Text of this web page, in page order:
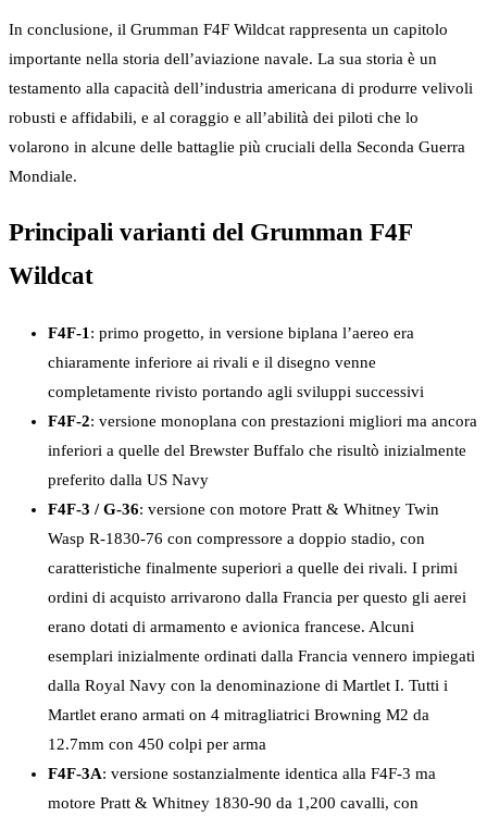
In conclusione, il Grumman F4F Wildcat rappresenta un capitolo
importante nella storia dell’aviazione navale. La sua storia è un
testamento alla capacità dell’industria americana di produrre velivoli
robusti e affidabili, e al coraggio e all’abilità dei piloti che lo
volarono in alcune delle battaglie più cruciali della Seconda Guerra
Mondiale.
Principali varianti del Grumman F4F
Wildcat
F4F-1 : primo progetto, in versione biplana l’aereo era
chiaramente inferiore ai rivali e il disegno venne
completamente rivisto portando agli sviluppi successivi
F4F-2: versione monoplana con prestazioni migliori ma ancora
inferiori a quelle del Brewster Buffalo che risultò inizialmente
preferito dalla US Navy
F4F-3 / G-36: versione con motore Pratt & Whitney Twin
Wasp R-1830-76 con compressore a doppio stadio, con
caratteristiche finalmente superiori a quelle dei rivali. I primi
ordini di acquisto arrivarono dalla Francia per questo gli aerei
erano dotati di armamento e avionica francese. Alcuni
esemplari inizialmente ordinati dalla Francia vennero impiegati
dalla Royal Navy con la denominazione di Martlet I. Tutti i
Martlet erano armati on 4 mitragliatrici Browning M2 da
12.7mm con 450 colpi per arma
F4F-3A: versione sostanzialmente identica alla F4F-3 ma
motore Pratt & Whitney 1830-90 da 1,200 cavalli, con